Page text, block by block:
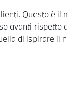
Questo è
avanti
di ispirare